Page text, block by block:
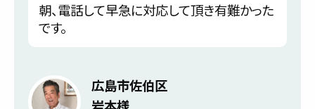
朝、電話して早急に対応して頂き有難かった
です。
広島市佐伯区